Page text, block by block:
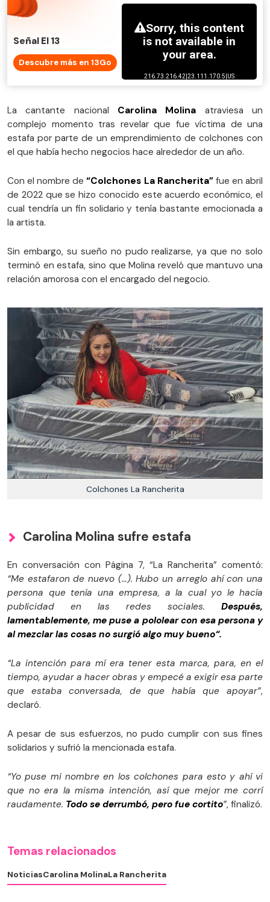
Señal El 13
Descubre más en 13Go
La cantante nacional Carolina Molina atraviesa un
complejo momento tras revelar que fue víctima de una
estafa por parte de un emprendimiento de colchones con
el que había hecho negocios hace alrededor de un año.
Con el nombre de“Colchones La Rancherita”fue en abril
de 2022 que se hizo conocido este acuerdo económico, el
cual tendría un fin solidario y tenía bastante emocionada a
la artista.
Sin embargo, su sueño no pudo realizarse, ya que no solo
terminó en estafa, sino que Molina reveló que mantuvo una
relación amorosa con el encargado del negocio.
Colchones La Rancherita
Carolina Molina sufre estafa
En conversación con Página 7, “La Rancherita” comentó:
“Me estafaron de nuevo (…). Hubo un arreglo ahí con una
persona que tenía una empresa, a la cual yo le hacía
publicidad en las redes sociales. Después,
lamentablemente, me puse a pololear con esa persona y
al mezclar las cosas no surgió algo muy bueno“.
“La intención para mí era tener esta marca, para, en el
tiempo, ayudar a hacer obras y empecé a exigir esa parte
que estaba conversada, de que había que apoyar”,
declaró.
A pesar de sus esfuerzos, no pudo cumplir con sus fines
solidarios y sufrió la mencionada estafa.
“Yo puse mi nombre en los colchones para esto y ahí vi
que no era la misma intención, así que mejor me corrí
raudamente. Todo se derrumbó, pero fue cortito”, finalizó.
Temas relacionados
NoticiasCarolina MolinaLa Rancherita